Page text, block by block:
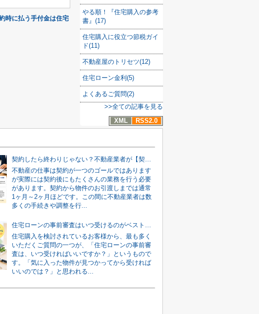
時に払う手付金は住宅
やる順！『住宅購入の参考
書』(17)
住宅購入に役立つ節税ガイ
ド(11)
不動産屋のトリセツ(12)
住宅ローン金利(5)
よくあるご質問(2)
>>全ての記事を見る
XML
RSS2.0
契約したら終わりじゃない？不動産業者が【契約後〜引渡しまで】に行う裏側の仕事
不動産の仕事は契約が一つのゴールではあります
が実際には契約後にもたくさんの業務を行う必要
があります。契約から物件のお引渡しまでは通常
1ヶ月～2ヶ月ほどです。この間に不動産業者は数
多くの手続きや調整を行...
住宅ローンの事前審査はいつ受けるのがベスト？「物件が決まってから」では遅い理由を解説
住宅購入を検討されているお客様から、最も多く
いただくご質問の一つが、「住宅ローンの事前審
査は、いつ受ければいいですか？」というもので
す。「気に入った物件が見つかってから受ければ
いいのでは？」と思われる...